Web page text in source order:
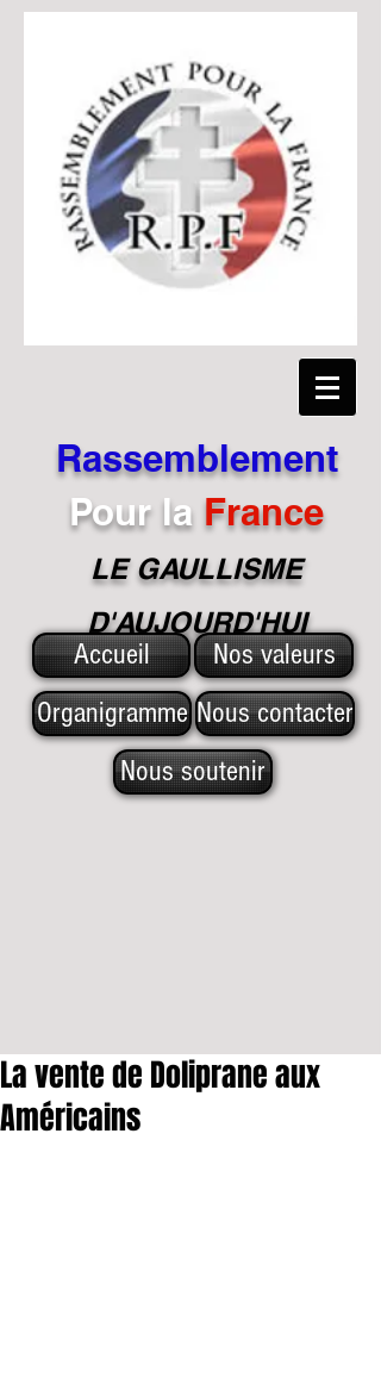
Rassemblement
Pour la France
LE GAULLISME
D'AUJOURD'HUI
Accueil
Nos valeurs
Organigramme Nous contacter
Nous soutenir
La vente de Doliprane aux
Américains